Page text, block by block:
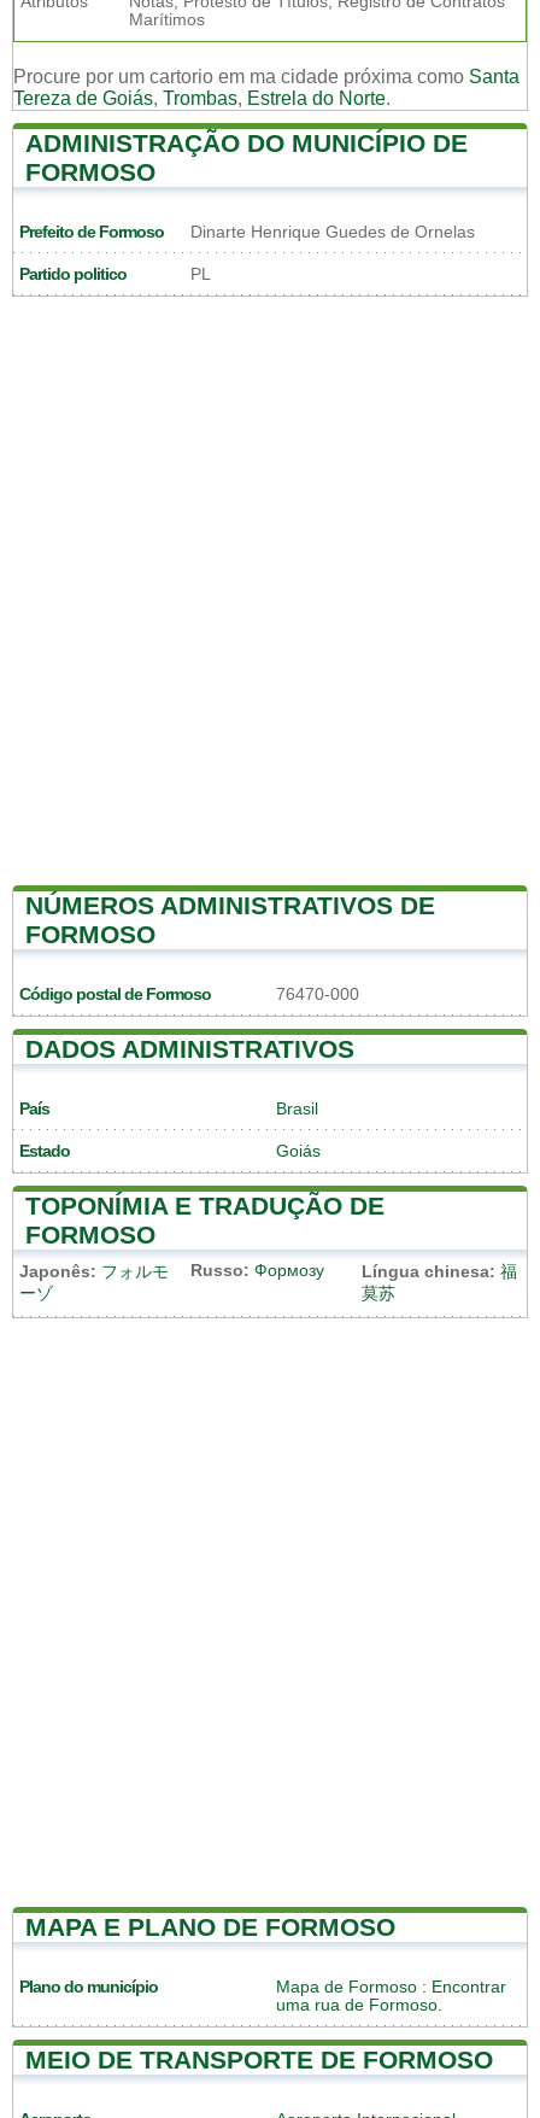
Marítimos
Procure por um cartorio em ma cidade próxima como Santa
Tereza de Goiás, Trombas, Estrela do Norte.
ADMINISTRAÇÃO DO MUNICÍPIO DE
FORMOSO
Prefeito de Formoso Dinarte Henrique Guedes de Ornelas
Partido politico PL
NÚMEROS ADMINISTRATIVOS DE
FORMOSO
Código postal de Formoso 76470-000
DADOS ADMINISTRATIVOS
País Brasil
Estado Goiás
TOPONÍMIA E TRADUÇÃO DE
FORMOSO
Japonês: フォルモ
ーゾ
Russo: Формозу Língua chinesa: 福
莫苏
MAPA E PLANO DE FORMOSO
Plano do município Mapa de Formoso : Encontrar
uma rua de Formoso.
MEIO DE TRANSPORTE DE FORMOSO